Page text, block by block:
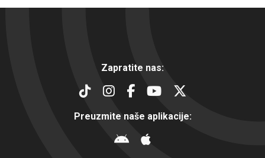
Zapratite nas:
Preuzmite naše aplikacije: